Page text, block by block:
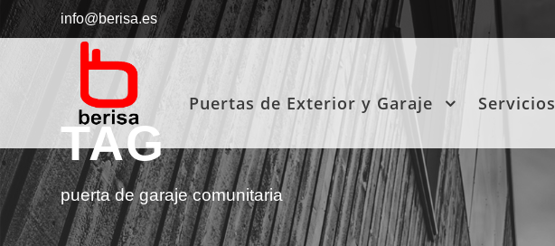
info@berisa.es
Puertas de Exterior y Garaje Servicios
TAG
puerta de garaje comunitaria